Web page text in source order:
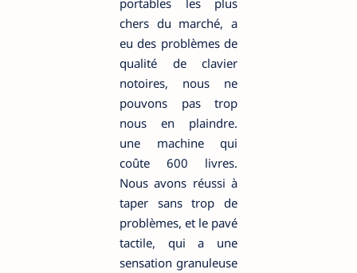
chers du marché, a
eu des problèmes de
qualité de clavier
notoires, nous ne
pouvons pas trop
nous en plaindre.
une machine qui
coûte 600 livres.
Nous avons réussi à
taper sans trop de
problèmes, et le pavé
tactile, qui a une
sensation granuleuse